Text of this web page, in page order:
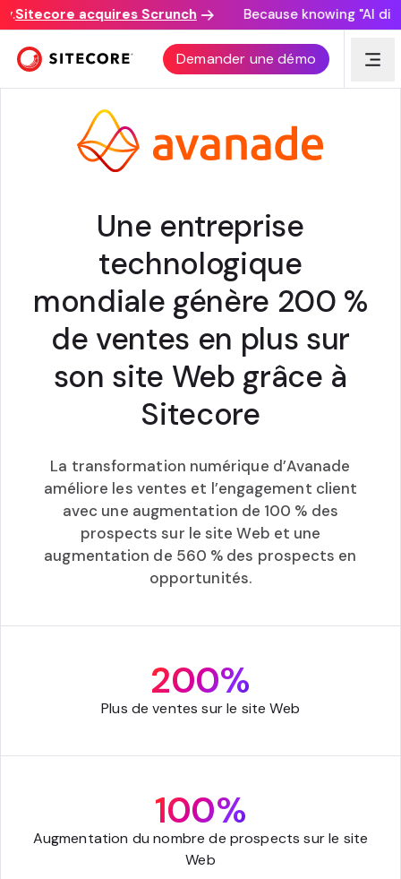
Sitecore acquires Scrunch Because knowing "AI
Demander une démo
TÉMOIGNAGE CLIENT
Une entreprise
technologique
mondiale génère 200 %
de ventes en plus sur
son site Web grâce à
Sitecore
La transformation numérique d’Avanade
améliore les ventes et l’engagement client
avec une augmentation de 100 % des
prospects sur le site Web et une
augmentation de 560 % des prospects en
opportunités.
200%
Plus de ventes sur le site Web
100%
Augmentation du nombre de prospects sur le site
Web